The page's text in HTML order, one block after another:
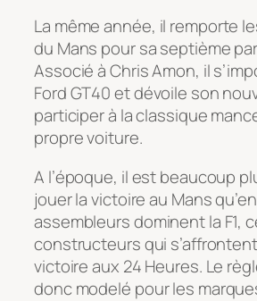
La même année, il remporte
du Mans pour sa septième
Associé à Chris Amon, il
Ford GT40 et dévoile son
participer à la classique
propre voiture.
A l’époque, il est beaucoup
jouer la victoire au Mans
assembleurs dominent la F1,
constructeurs qui
victoire aux 24 Heures. Le
donc modelé pour les